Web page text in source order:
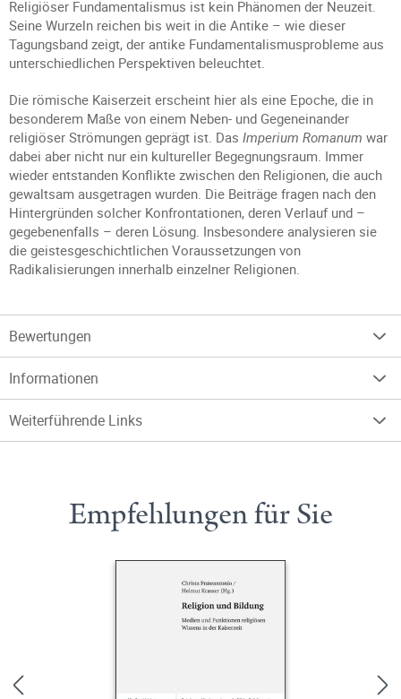
Religiöser Fundamentalismus ist kein Phänomen der Neuzeit.
Seine Wurzeln reichen bis weit in die Antike – wie dieser
Tagungsband zeigt, der antike Fundamentalismusprobleme aus
unterschiedlichen Perspektiven beleuchtet.
Die römische Kaiserzeit erscheint hier als eine Epoche, die in
besonderem Maße von einem Neben- und Gegeneinander
religiöser Strömungen geprägt ist. Das Imperium Romanum war
dabei aber nicht nur ein kultureller Begegnungsraum. Immer
wieder entstanden Konflikte zwischen den Religionen, die auch
gewaltsam ausgetragen wurden. Die Beiträge fragen nach den
Hintergründen solcher Konfrontationen, deren Verlauf und –
gegebenenfalls – deren Lösung. Insbesondere analysieren sie
die geistesgeschichtlichen Voraussetzungen von
Radikalisierungen innerhalb einzelner Religionen.
Bewertungen
Informationen
Weiterführende Links
Empfehlungen für Sie